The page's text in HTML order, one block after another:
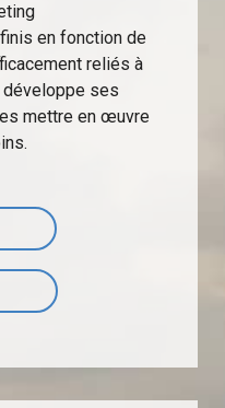
en fonction de
reliés à
ses
mettre en œuvre